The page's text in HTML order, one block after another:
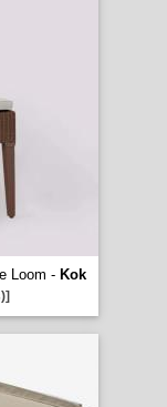
Loom - Kok